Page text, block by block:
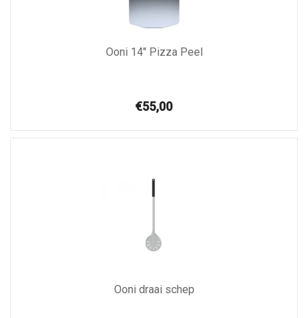
Ooni 14″ Pizza Peel
€55,00
Ooni draai schep